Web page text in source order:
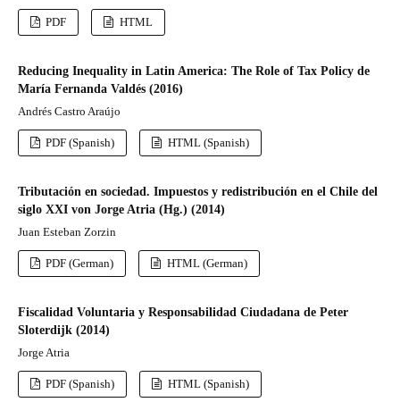
PDF HTML
Reducing Inequality in Latin America: The Role of Tax Policy de
María Fernanda Valdés (2016)
Andrés Castro Araújo
PDF (Spanish) HTML (Spanish)
Tributación en sociedad. Impuestos y redistribución en el Chile del
siglo XXI von Jorge Atria (Hg.) (2014)
Juan Esteban Zorzin
PDF (German) HTML (German)
Fiscalidad Voluntaria y Responsabilidad Ciudadana de Peter
Sloterdijk (2014)
Jorge Atria
PDF (Spanish) HTML (Spanish)